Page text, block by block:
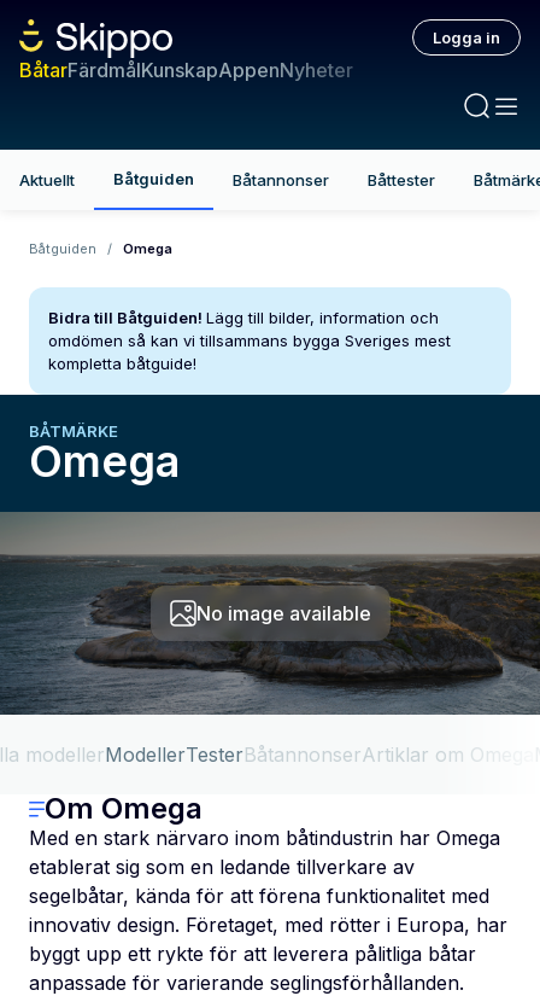
BåtarFärdmålKunskapAppenNyheter
Logga in
Aktuellt Båtguiden Båtannonser Båttester
Båtguiden / Omega
Bidra till Båtguiden! Lägg till bilder, information och
omdömen så kan vi tillsammans bygga Sveriges mest
kompletta båtguide!
BÅTMÄRKE
Omega
No image available
modellerModellerTesterBåtannonserArtiklar om Omega
Om Omega
Med en stark närvaro inom båtindustrin har Omega
etablerat sig som en ledande tillverkare av
segelbåtar, kända för att förena funktionalitet med
innovativ design. Företaget, med rötter i Europa, har
byggt upp ett rykte för att leverera pålitliga båtar
anpassade för varierande seglingsförhållanden.